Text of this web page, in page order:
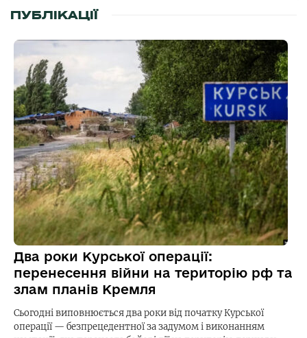
ПУБЛІКАЦІЇ
Два роки Курської операції:
перенесення війни на територію рф та
злам планів Кремля
Сьогодні виповнюється два роки від початку Курської
операції — безпрецедентної за задумом і виконанням